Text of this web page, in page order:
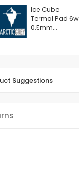
Ice Cube
Termal Pad 6w
0.5mm
Suggestions